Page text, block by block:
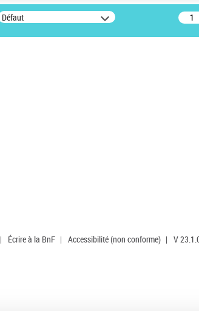
Défaut
| Écrire à la BnF | Accessibilité (non conforme) | V